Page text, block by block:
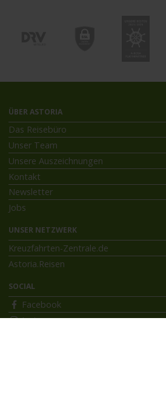
ÜBER ASTORIA
Das Reisebüro
Unser Team
Unsere Auszeichnungen
Kontakt
Newsletter
Jobs
UNSER NETZWERK
Kreuzfahrten-Zentrale.de
Astoria.Reisen
SOCIAL
Facebook
Instagram